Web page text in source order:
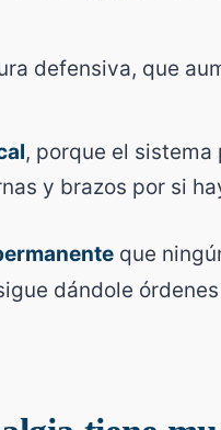
defensiva, que
, porque el
y brazos por si
que
dándole